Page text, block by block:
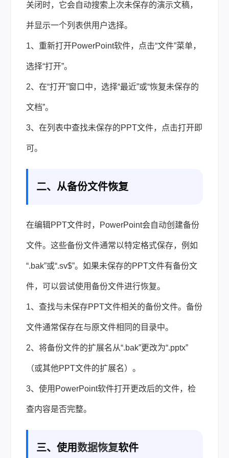
关闭时，它会自动搜索上次未保存的演示文稿，
并显示一个列表供用户选择。
1、重新打开PowerPoint软件，点击“文件”菜单，
选择“打开”。
2、在“打开”窗口中，选择“最近”或“恢复未保存的
文档”。
3、在列表中查找未保存的PPT文件，点击打开即
可。
二、从备份文件恢复
在编辑PPT文件时，PowerPoint会自动创建备份
文件。这些备份文件通常以特定格式保存，例如
“.bak”或“.sv$”。如果未保存的PPT文件有备份文
件，可以尝试使用备份文件进行恢复。
1、查找与未保存PPT文件相关的备份文件。备份
文件通常保存在与原文件相同的目录中。
2、将备份文件的扩展名从“.bak”更改为“.pptx”
（或其他PPT文件的扩展名）。
3、使用PowerPoint软件打开更改后的文件，检
查内容是否完整。
三、使用数据恢复软件